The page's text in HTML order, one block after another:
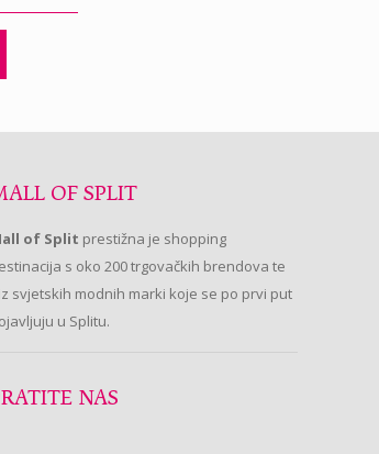
OF SPLIT
of Split prestižna je shopping
s oko 200 trgovačkih brendova te
svjetskih modnih marki koje se po prvi put
u Splitu.
NAS